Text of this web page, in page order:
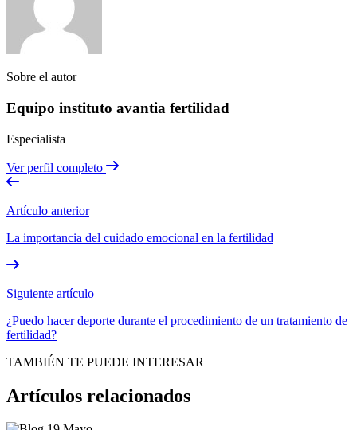
Sobre el autor
Equipo instituto avantia fertilidad
Especialista
Ver perfil completo
Artículo anterior
La importancia del cuidado emocional en la fertilidad
Siguiente artículo
¿Puedo hacer deporte durante el procedimiento de un tratamiento de
fertilidad?
TAMBIÉN TE PUEDE INTERESAR
Artículos relacionados